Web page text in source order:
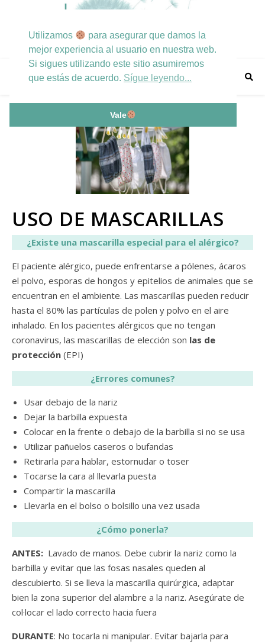
USO DE MASCARILLAS
¿Existe una mascarilla especial para el alérgico?
El paciente alérgico, puede enfrentarse a pólenes, ácaros
el polvo, esporas de hongos y epitelios de animales que se
encuentran en el ambiente. Las mascarillas pueden reducir
hasta el 80% las partículas de polen y polvo en el aire
inhalado. En los pacientes alérgicos que no tengan
coronavirus, las mascarillas de elección son las de
protección (EPI)
¿Errores comunes?
Usar debajo de la nariz
Dejar la barbilla expuesta
Colocar en la frente o debajo de la barbilla si no se usa
Utilizar pañuelos caseros o bufandas
Retirarla para hablar, estornudar o toser
Tocarse la cara al llevarla puesta
Compartir la mascarilla
Llevarla en el bolso o bolsillo una vez usada
¿Cómo ponerla?
ANTES: Lavado de manos. Debe cubrir la nariz como la
barbilla y evitar que las fosas nasales queden al
descubierto. Si se lleva la mascarilla quirúrgica, adaptar
bien la zona superior del alambre a la nariz. Asegúrate de
col·locar el lado correcto hacia fuera
DURANTE: No tocarla ni manipular. Evitar bajarla para
Utilizamos
para asegurar que damos la
mejor experiencia al usuario en nuestra web.
Si sigues utilizando este sitio asumiremos
que estás de acuerdo. Sígue leyendo...
Vale